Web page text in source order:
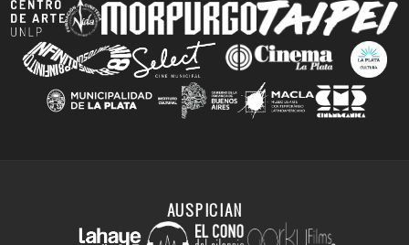
AUSPICIAN